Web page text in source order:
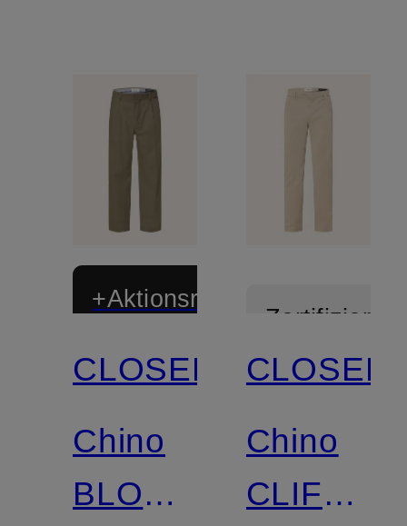
+Aktionsrabatt
Zertifiziert
CLOSED
Chino
BLOMBERG
Zertifiziert
CLOSED
Chino
CLIFTON